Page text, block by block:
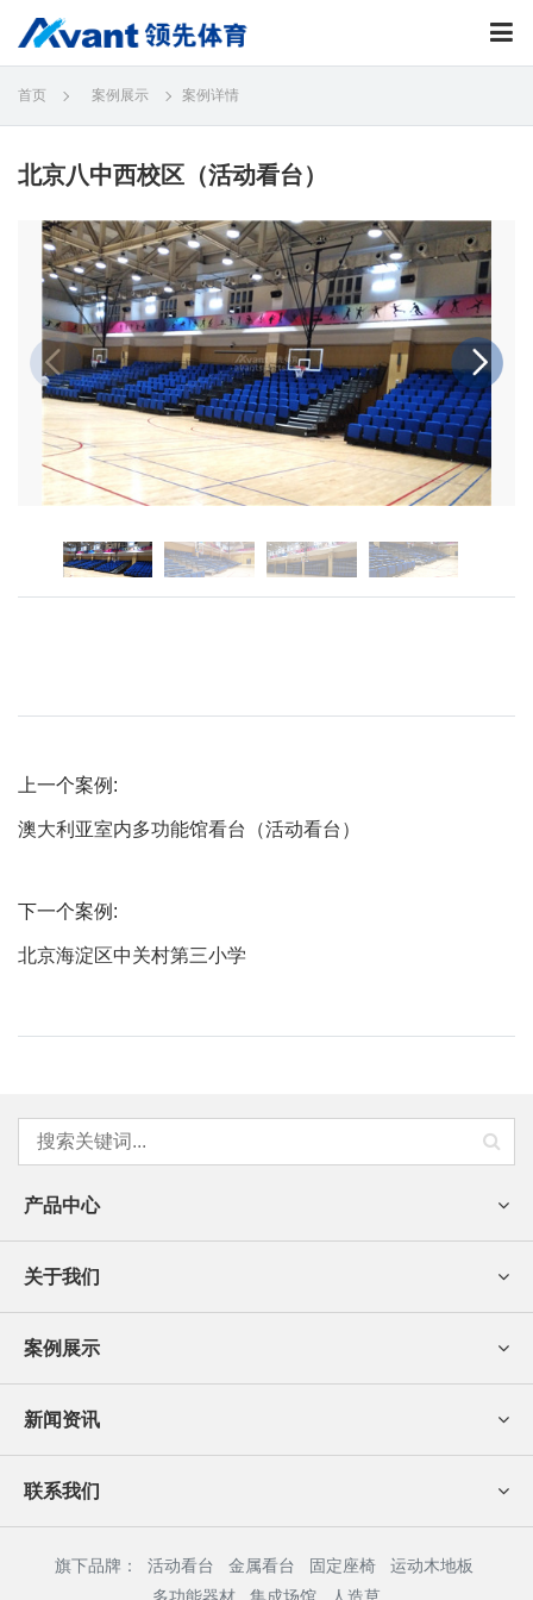
首页 案例展示 案例详情
北京八中西校区（活动看台）
上一个案例:
澳大利亚室内多功能馆看台（活动看台）
下一个案例:
北京海淀区中关村第三小学
产品中心
关于我们
案例展示
新闻资讯
联系我们
旗下品牌： 活动看台 金属看台 固定座椅
运动木地板